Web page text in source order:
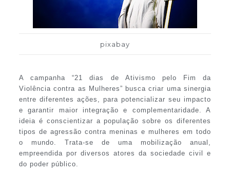
pixabay
A campanha “21 dias de Ativismo pelo Fim da
Violência contra as Mulheres” busca criar uma sinergia
entre diferentes ações, para potencializar seu impacto
e garantir maior integração e complementaridade. A
ideia é conscientizar a população sobre os diferentes
tipos de agressão contra meninas e mulheres em todo
o mundo. Trata-se de uma mobilização anual,
empreendida por diversos atores da sociedade civil e
do poder público.